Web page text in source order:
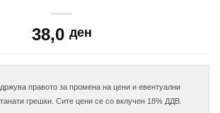
38,0 ден
правото за промена на цени и евентуални